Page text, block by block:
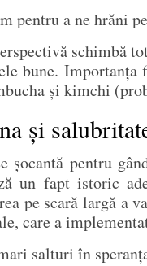
pentru a ne hrăni
schimbă
bune. Importanța
și kimchi
și
șocantă pentru
un fapt istoric
pe scară largă a
care a
salturi în